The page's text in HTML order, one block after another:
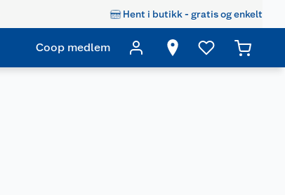
Hent i butikk - gratis og enkelt
Coop medlem